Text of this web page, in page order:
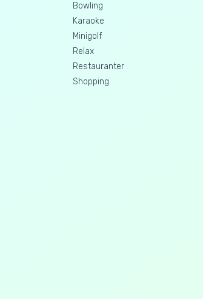
Bowling
Karaoke
Minigolf
Relax
Restauranter
Shopping